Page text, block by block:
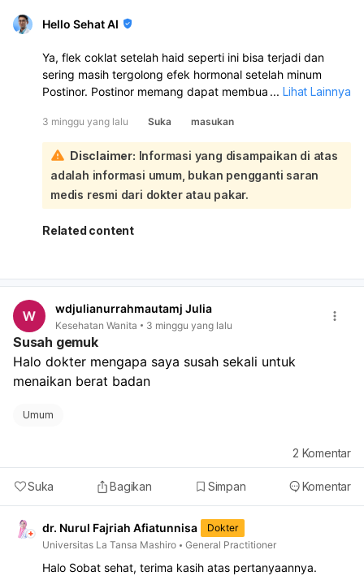
Hello Sehat AI
Ya, flek coklat setelah haid seperti ini bisa terjadi dan
sering masih tergolong efek hormonal setelah minum
Postinor. Postinor memang dapat membuat siklus haid
beberapa hari setelah haid:
Kalau darah haid utama sudah keluar tanggal 11–15 lalu
sekarang tinggal flek coklat sedikit, itu sering merupakan
sisa darah lama yang keluar pelan-pelan. Biasanya akan
berhenti sendiri dalam beberapa hari. Yang perlu
diperhatikan:
Kalau flek makin banyak, jadi merah segar, atau
tidak sedap
dari jadwal
Kalau ada kemungkinan hamil, sebaiknya tes pack
Jadi, dari cerita Anda, ini masih bisa normal akibat
pengaruh Postinor bulan lalu. Tetap pantau ya. Kalau
fleknya tidak berhenti atau keluhan berulang,
... Lihat Lainnya
3 minggu yang lalu Suka masukan
Disclaimer: Informasi yang disampaikan di atas
adalah informasi umum, bukan pengganti saran
medis resmi dari dokter atau pakar.
Related content
wdjulianurrahmautamj Julia
Kesehatan Wanita 3 minggu yang lalu
Susah gemuk
Halo dokter mengapa saya susah sekali untuk
menaikan berat badan
Umum
Suka Bagikan Simpan Komentar
2 Komentar
dr. Nurul Fajriah Afiatunnisa
Dokter
Universitas La Tansa Mashiro
General Practitioner
Halo Sobat sehat, terima kasih atas pertanyaannya.